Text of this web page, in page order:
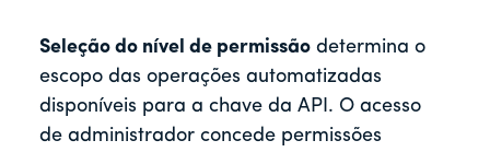
Seleção do nível de permissão determina o
escopo das operações automatizadas
disponíveis para a chave da API. O acesso
de administrador concede permissões